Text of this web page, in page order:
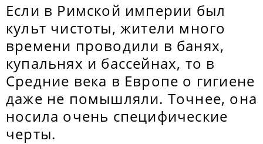
Если в Римской империи был
культ чистоты, жители много
времени проводили в банях,
купальнях и бассейнах, то в
Средние века в Европе о гигиене
даже не помышляли. Точнее, она
носила очень специфические
черты.